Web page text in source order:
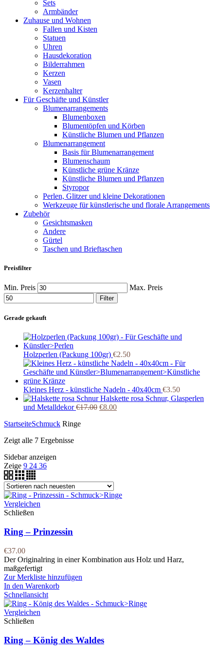
Sets
Armbänder
Zuhause und Wohnen
Fallen und Kisten
Statuen
Uhren
Hausdekoration
Bilderrahmen
Kerzen
Vasen
Kerzenhalter
Für Geschäfte und Künstler
Blumenarrangements
Blumenboxen
Blumentöpfen und Körben
Künstliche Blumen und Pflanzen
Blumenarrangement
Basis für Blumenarrangement
Blumenschaum
Künstliche grüne Kränze
Künstliche Blumen und Pflanzen
Styropor
Perlen, Glitzer und kleine Dekorationen
Werkzeuge für künstlerische und florale Arrangements
Zubehör
Gesichtsmasken
Andere
Gürtel
Taschen und Brieftaschen
Preisfilter
Min. Preis Max. Preis
Filter
Gerade gekauft
Holzperlen (Packung 100gr) €2.50
Kleines Herz - künstliche Nadeln - 40x40cm €3.50
Halskette rosa Schnur, Glasperlen
und Metalldekor€17.00 €8.00
StartseiteSchmuck Ringe
Zeigt alle 7 Ergebnisse
Sidebar anzeigen
Zeige 9 24 36
Vergleichen
Schließen
Ring – Prinzessin
€37.00
Der Originalring in einer Kombination aus Holz und Harz,
maßgefertigt
Zur Merkliste hinzufügen
In den Warenkorb
Schnellansicht
Vergleichen
Schließen
Ring – König des Waldes